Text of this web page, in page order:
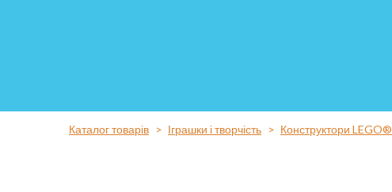
Каталог товарів Іграшки і творчість Конструктори LEGO®